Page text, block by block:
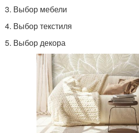
3. Выбор мебели
4. Выбор текстиля
5. Выбор декора